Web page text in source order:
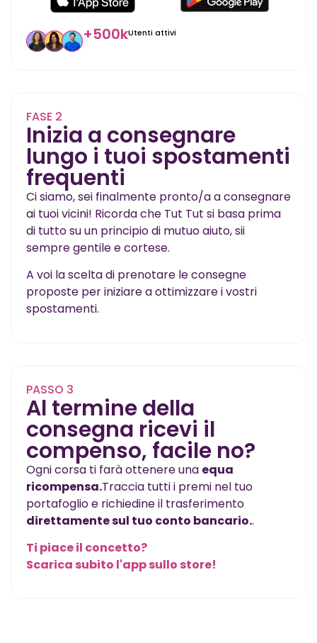
+500kUtenti attivi
FASE 2
Inizia a consegnare
lungo i tuoi spostamenti
frequenti
Ci siamo, sei finalmente pronto/a a consegnare
ai tuoi vicini! Ricorda che Tut Tut si basa prima
di tutto su un principio di mutuo aiuto, sii
sempre gentile e cortese.
A voi la scelta di prenotare le consegne
proposte per iniziare a ottimizzare i vostri
spostamenti.
PASSO 3
Al termine della
consegna ricevi il
compenso, facile no?
Ogni corsa ti farà ottenere una equa
ricompensa.Traccia tutti i premi nel tuo
portafoglio e richiedine il trasferimento
direttamente sul tuo conto bancario..
Ti piace il concetto?
Scarica subito l'app sullo store!